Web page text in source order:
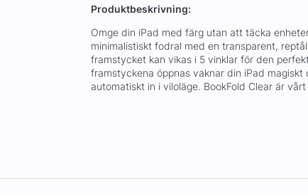
Produktbeskrivning:
Omge din iPad med färg utan att täcka
minimalistiskt fodral med en transparent,
framstycket kan vikas i 5 vinklar för den
framstyckena öppnas vaknar din iPad magiskt
automatiskt in i viloläge. BookFold Clear är